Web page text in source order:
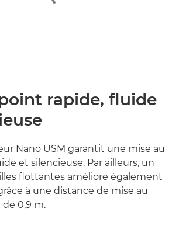
rapide, fluide
Nano USM garantit une mise au
et silencieuse. Par ailleurs, un
flottantes améliore également
à une distance de mise au
0,9 m.